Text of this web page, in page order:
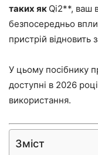
таких як Qi2**, ваш
безпосередньо
пристрій відновить
У цьому посібнику
доступні в 2026
використання.
Зміст